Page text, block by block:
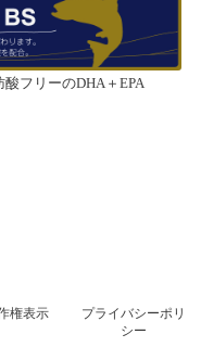
酸フリーのDHA＋EPA
権表示
プライバシーポリ
シー